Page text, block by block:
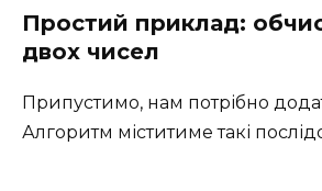
Простий приклад:
двох чисел
Припустимо, нам потрібно
Алгоритм міститиме такі